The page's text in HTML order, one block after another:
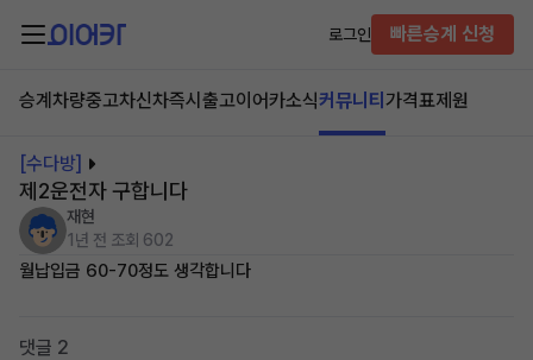
로그인 빠른승계 신청
승계차량중고차신차즉시출고이어카소식커뮤니티 가격표제원
[수다방]
제2운전자 구합니다
재현
1년 전 조회 602
월납입금 60-70정도 생각합니다
댓글 2